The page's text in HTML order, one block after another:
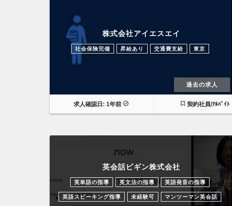
株式会社アイエスエイ
社会保険完備 昇給あり 交通費支給 東京
過去の求人
求人確認日: 1年前 契約社員/ｱﾙﾊﾞｲﾄ
英会話ビギン株式会社
英単語の指導 英文法の指導 英語発音の指導
英語スピーキング指導 未経験可 マンツーマン英会話